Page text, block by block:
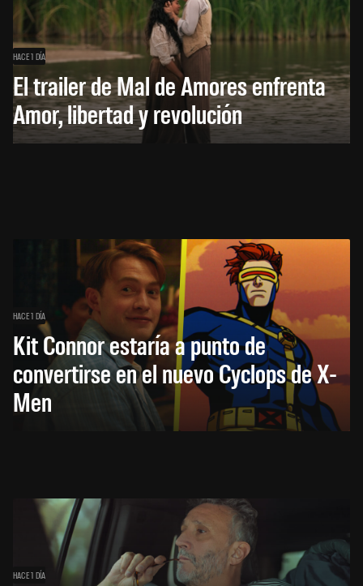
HACE 1 DÍA
El trailer de Mal de Amores enfrenta
Amor, libertad y revolución
HACE 1 DÍA
Kit Connor estaría a punto de
convertirse en el nuevo Cyclops de X-
Men
HACE 1 DÍA